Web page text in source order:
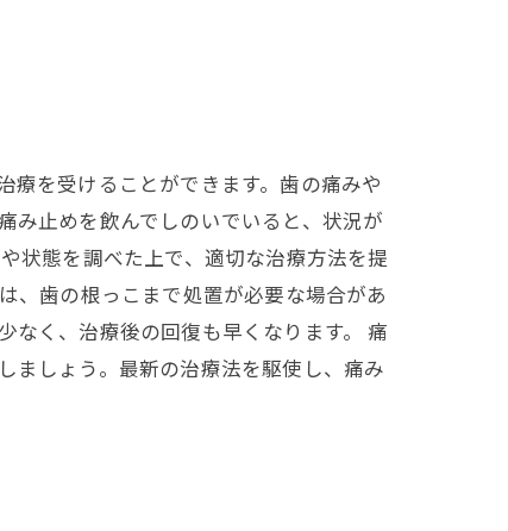
療を受けることができます。歯の痛みや
み止めを飲んでしのいでいると、状況が
状態を調べた上で、適切な治療方法を提
、歯の根っこまで処置が必要な場合があ
なく、治療後の回復も早くなります。 痛
ましょう。最新の治療法を駆使し、痛み